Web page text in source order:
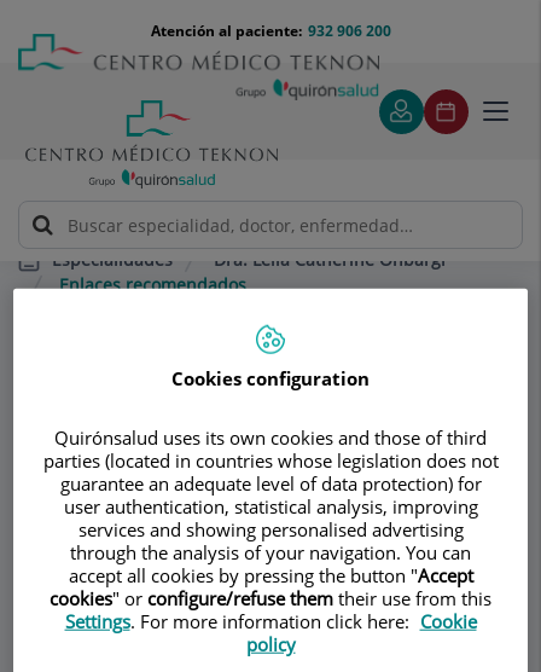
contenido
Menú
teléfono
cabecera
932 906 200
Atención al paciente:
Especialidades
Dra. Leila Catherine Onbargi
Enlaces recomendados
Consultorio
Dra. Leila Catherine
Onbargi
GINECOLOGÍA Y OBSTETRICIA
Pedir cita
Cookies configuration
Quirónsalud uses its own cookies and those of third
parties (located in countries whose legislation does not
guarantee an adequate level of data protection) for
user authentication, statistical analysis, improving
services and showing personalised advertising
through the analysis of your navigation. You can
accept all cookies by pressing the button "Accept
cookies" or configure/refuse them their use from this
Settings. For more information click here: Cookie
policy